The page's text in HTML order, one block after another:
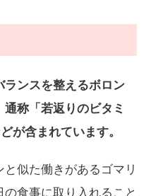
ンスを整えるボロン
通称「若返りのビタミ
が含まれています。
似た働きがあるゴマリ
食事に取り入れること